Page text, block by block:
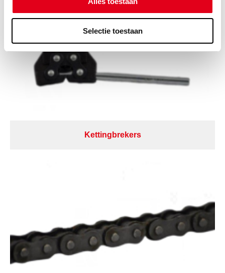
Selectie toestaan
Kettingbrekers